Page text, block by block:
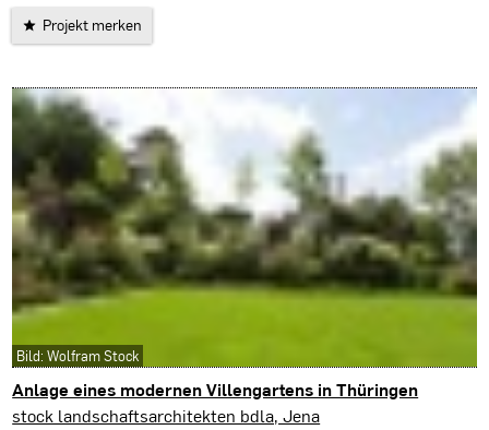
Projekt merken
Anlage eines modernen Villengartens in Thüringen
stock landschaftsarchitekten bdla, Jena
Bild: Wolfram Stock